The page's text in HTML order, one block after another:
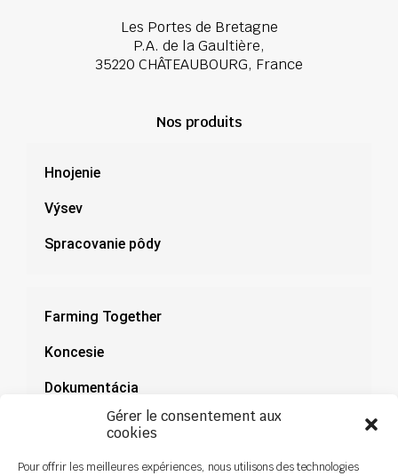
Gérer le consentement aux
cookies
Pour offrir les meilleures expériences, nous utilisons des technologies
Les Portes de Bretagne
P.A. de la Gaultière,
35220 CHÂTEAUBOURG, France
Nos produits
Hnojenie
Výsev
Spracovanie pôdy
Farming Together
Koncesie
Dokumentácia